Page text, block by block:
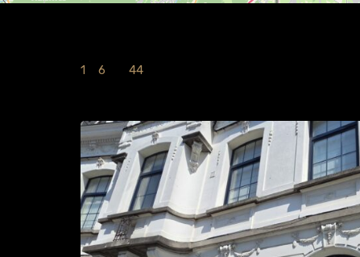
1 6 44